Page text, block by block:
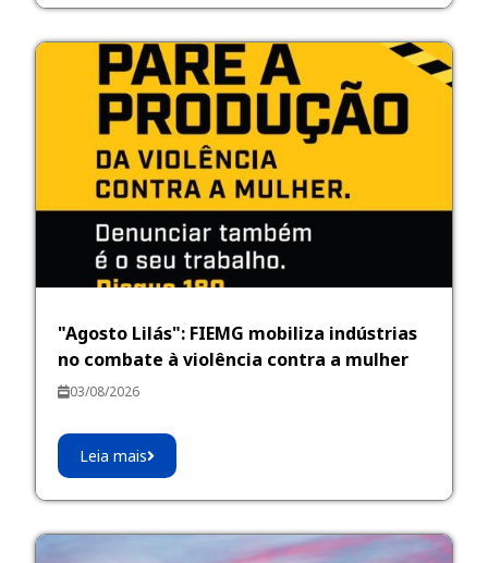
"Agosto Lilás": FIEMG mobiliza indústrias
no combate à violência contra a mulher
03/08/2026
Leia mais